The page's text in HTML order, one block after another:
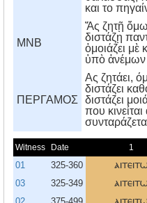
και το
MNB
Ἄς ζητῇ
διστάζῃ
ὁμοιάζει
ὑπὸ ἀνέμων
ΠΕΡΓΑΜΟΣ
Aς ζητάει,
διστάζει
διστάζει
που
Witness Date 1
01 325-360
03 325-349